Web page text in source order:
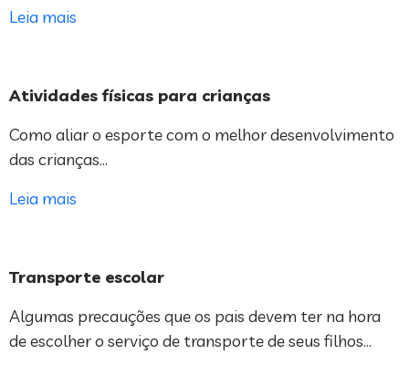
Leia mais
Atividades físicas para crianças
Como aliar o esporte com o melhor desenvolvimento
das crianças…
Leia mais
Transporte escolar
Algumas precauções que os pais devem ter na hora
de escolher o serviço de transporte de seus filhos…